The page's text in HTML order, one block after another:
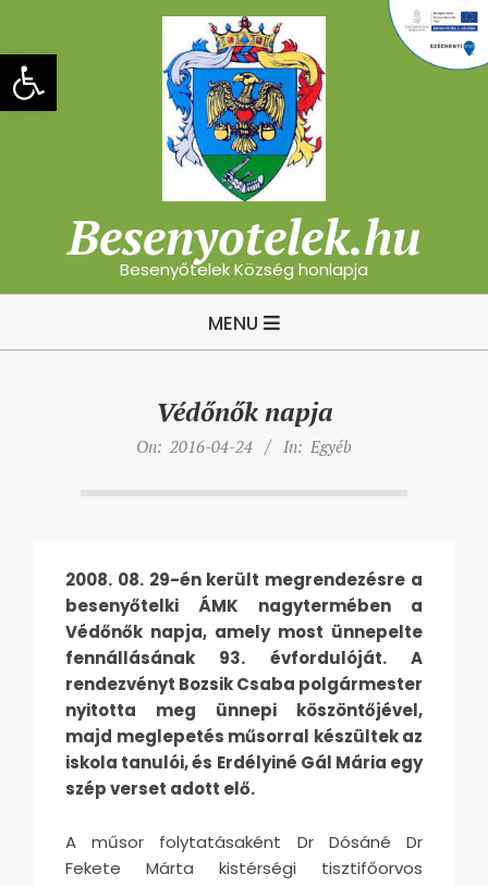
Eszköztár megnyitása
content
Besenyotelek.hu
Besenyőtelek Község honlapja
MENU
Védőnők napja
On: 2016-04-24 In: Egyéb
2008. 08. 29-én került megrendezésre a
besenyőtelki ÁMK nagytermében a
Védőnők napja, amely most ünnepelte
fennállásának 93. évfordulóját. A
rendezvényt Bozsik Csaba polgármester
nyitotta meg ünnepi köszöntőjével,
majd meglepetés műsorral készültek az
iskola tanulói, és Erdélyiné Gál Mária egy
szép verset adott elő.
A műsor folytatásaként Dr Dósáné Dr
Fekete Márta kistérségi tisztifőorvos